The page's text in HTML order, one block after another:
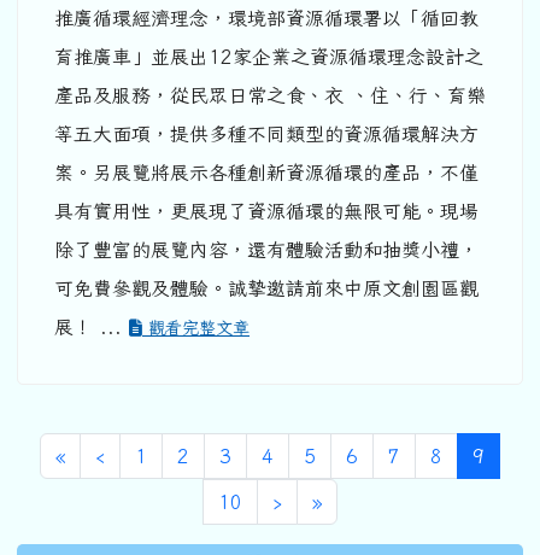
推廣循環經濟理念，環境部資源循環署以「循回教
育推廣車」並展出12家企業之資源循環理念設計之
產品及服務，從民眾日常之食、衣 、住、行、育樂
等五大面項，提供多種不同類型的資源循環解決方
案。另展覽將展示各種創新資源循環的產品，不僅
具有實用性，更展現了資源循環的無限可能。現場
除了豐富的展覽內容，還有體驗活動和抽獎小禮，
可免費參觀及體驗。誠摯邀請前來中原文創園區觀
展！ ...
觀看完整文章
«第一頁
‹ 上一頁
1 2 3 4 5 6 7 8 9
10 ›下一頁
»最後頁